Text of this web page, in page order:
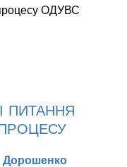
ОДУВС
ПИТАННЯ
Дорошенко